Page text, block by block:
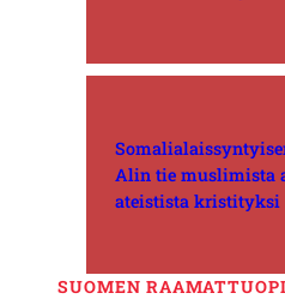
Alin tie muslimista
ateistista kristityksi
SUOMEN